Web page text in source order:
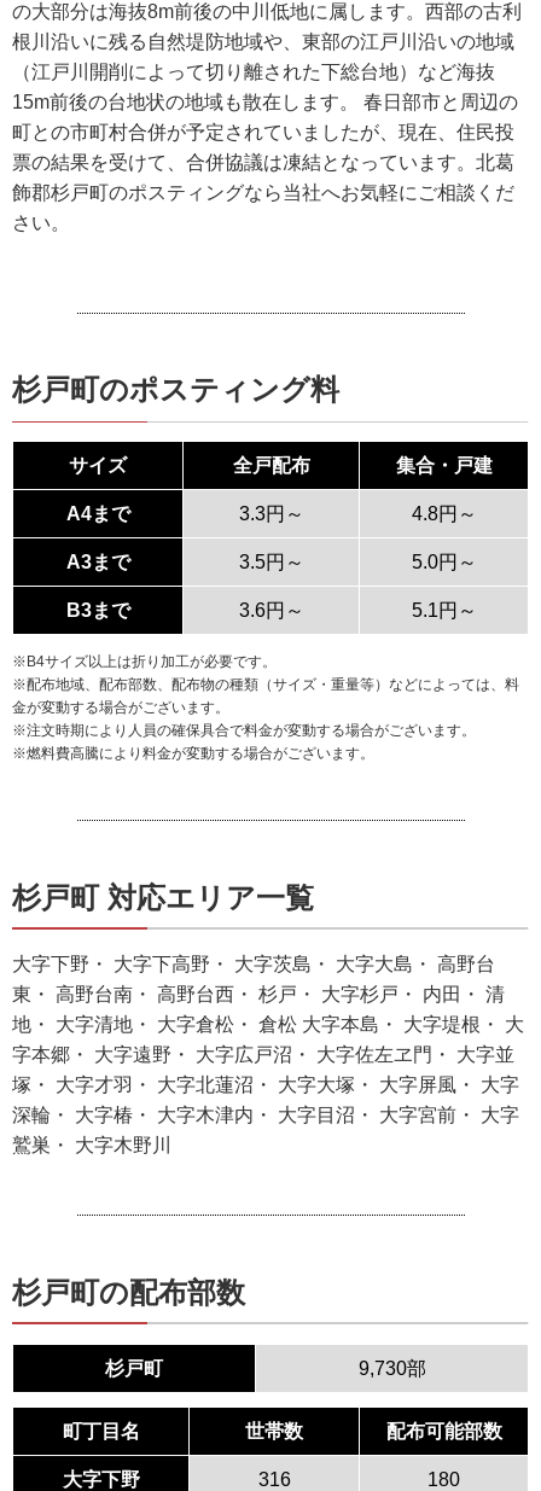
の大部分は海抜8m前後の中川低地に属します。西部の古利
根川沿いに残る自然堤防地域や、東部の江戸川沿いの地域
（江戸川開削によって切り離された下総台地）など海抜
15m前後の台地状の地域も散在します。 春日部市と周辺の
町との市町村合併が予定されていましたが、現在、住民投
票の結果を受けて、合併協議は凍結となっています。北葛
飾郡杉戸町のポスティングなら当社へお気軽にご相談くだ
さい。
杉戸町のポスティング料
サイズ 全戸配布 集合・戸建
A4まで 3.3円～ 4.8円～
A3まで 3.5円～ 5.0円～
B3まで 3.6円～ 5.1円～
※B4サイズ以上は折り加工が必要です。
※配布地域、配布部数、配布物の種類（サイズ・重量等）などによっては、料
金が変動する場合がございます。
※注文時期により人員の確保具合で料金が変動する場合がございます。
※燃料費高騰により料金が変動する場合がございます。
杉戸町 対応エリア一覧
大字下野・ 大字下高野・ 大字茨島・ 大字大島・ 高野台
東・ 高野台南・ 高野台西・ 杉戸・ 大字杉戸・ 内田・ 清
地・ 大字清地・ 大字倉松・ 倉松 大字本島・ 大字堤根・ 大
字本郷・ 大字遠野・ 大字広戸沼・ 大字佐左ヱ門・ 大字並
塚・ 大字才羽・ 大字北蓮沼・ 大字大塚・ 大字屏風・ 大字
深輪・ 大字椿・ 大字木津内・ 大字目沼・ 大字宮前・ 大字
鷲巣・ 大字木野川
杉戸町の配布部数
杉戸町 9,730部
町丁目名 世帯数 配布可能部数
大字下野 316 180